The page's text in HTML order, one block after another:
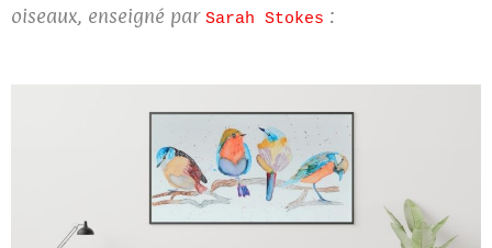
oiseaux, enseigné par Sarah Stokes :